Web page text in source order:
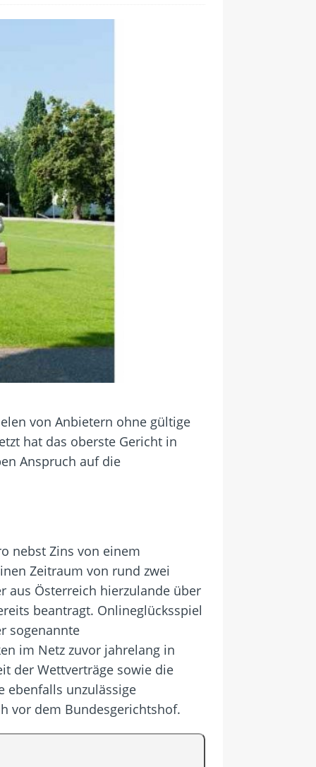
von Anbietern ohne gültige
hat das oberste Gericht in
Anspruch auf die
nebst Zins von einem
Zeitraum von rund zwei
aus Österreich hierzulande über
beantragt. Onlineglücksspiel
sogenannte
im Netz zuvor jahrelang in
der Wettverträge sowie die
ebenfalls unzulässige
vor dem Bundesgerichtshof.